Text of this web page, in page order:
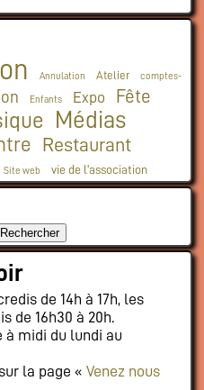
Annulation Atelier comptes-
Enfants Expo Fête
Médias
Restaurant
Site web vie de l'association
de 14h à 17h, les
de 16h30 à 20h.
midi du lundi au
la page « Venez nous